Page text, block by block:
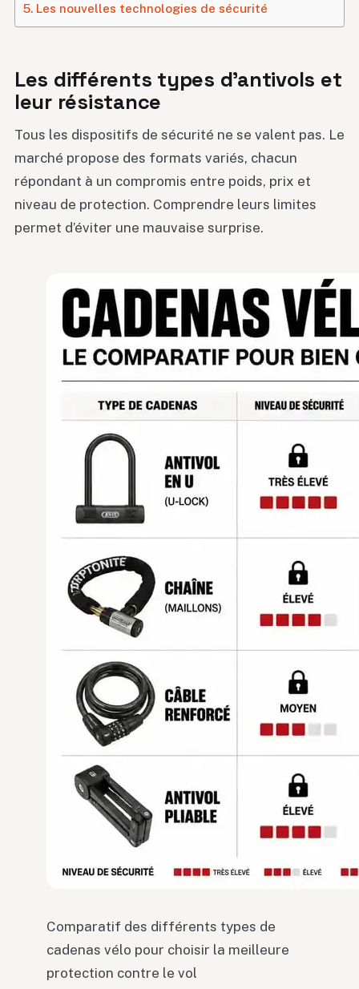
Les nouvelles technologies de sécurité
Les différents types d’antivols et
leur résistance
Tous les dispositifs de sécurité ne se valent pas. Le
marché propose des formats variés, chacun
répondant à un compromis entre poids, prix et
niveau de protection. Comprendre leurs limites
permet d’éviter une mauvaise surprise.
Comparatif des différents types de
cadenas vélo pour choisir la meilleure
protection contre le vol